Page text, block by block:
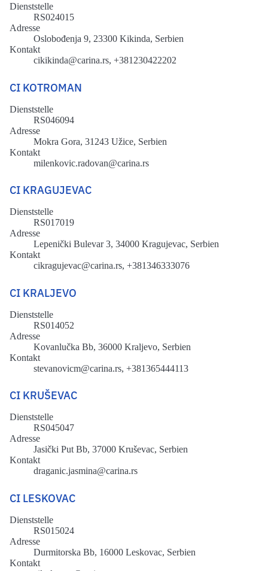
Dienststelle
RS024015
Adresse
Oslobođenja 9, 23300 Kikinda, Serbien
Kontakt
cikikinda@carina.rs, +381230422202
CI KOTROMAN
Dienststelle
RS046094
Adresse
Mokra Gora, 31243 Užice, Serbien
Kontakt
milenkovic.radovan@carina.rs
CI KRAGUJEVAC
Dienststelle
RS017019
Adresse
Lepenički Bulevar 3, 34000 Kragujevac, Serbien
Kontakt
cikragujevac@carina.rs, +381346333076
CI KRALJEVO
Dienststelle
RS014052
Adresse
Kovanlučka Bb, 36000 Kraljevo, Serbien
Kontakt
stevanovicm@carina.rs, +381365444113
CI KRUŠEVAC
Dienststelle
RS045047
Adresse
Jasički Put Bb, 37000 Kruševac, Serbien
Kontakt
draganic.jasmina@carina.rs
CI LESKOVAC
Dienststelle
RS015024
Adresse
Durmitorska Bb, 16000 Leskovac, Serbien
Kontakt